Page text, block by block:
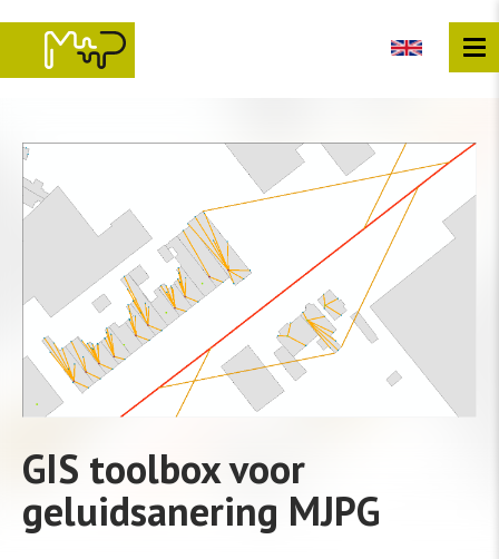
de
GIS toolbox voor
geluidsanering MJPG